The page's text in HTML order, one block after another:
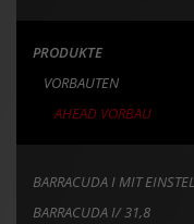
PRODUKTE
VORBAUTEN
AHEAD VORBAU
BARRACUDA I MIT
BARRACUDA I/ 31,8